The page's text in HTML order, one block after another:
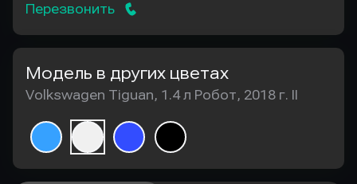
Перезвонить
Модель в других цветах
Volkswagen Tiguan, 1.4 л Робот, 2018 г. II